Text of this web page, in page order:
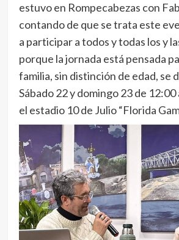
estuvo en Rompecabezas con
contando de que se trata este
a participar a todos y todas los y
porque la jornada está pensada
familia, sin distinción de edad, se
Sábado 22 y domingo 23 de
el estadio 10 de Julio “Florida